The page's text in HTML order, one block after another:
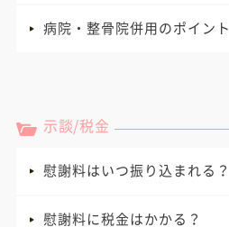
病院・整骨院併用のポイント
示談/税金
慰謝料はいつ振り込まれる？
慰謝料に税金はかかる？